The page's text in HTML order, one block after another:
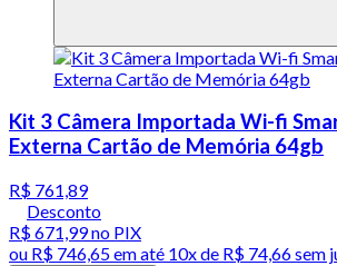
Kit 3 Câmera Importada Wi-fi
Externa Cartão de Memória 64gb
R$ 761,89
Desconto
R$ 671,99no PIX
ou R$ 746,65em até 10x de R$ 74,66 sem